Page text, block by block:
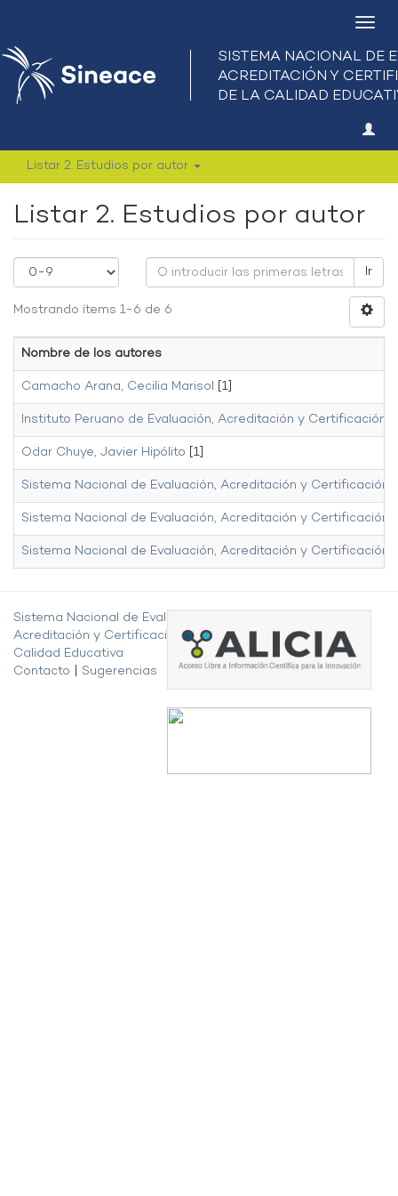
Listar 2. Estudios por autor
Listar 2. Estudios por autor
Ir
Mostrando ítems 1-6 de 6
Nombre de los autores
Camacho Arana, Cecilia Marisol [1]
Instituto Peruano de Evaluación, Acreditación y Certificación
Odar Chuye, Javier Hipólito [1]
Sistema Nacional de Evaluación, Acreditación y Certificación
Sistema Nacional de Evaluación, Acreditación y Certificación
Sistema Nacional de Evaluación, Acreditación y Certificación
Sistema Nacional de Evaluación,
Acreditación y Certificación de la
Calidad Educativa
Contacto
Sugerencias